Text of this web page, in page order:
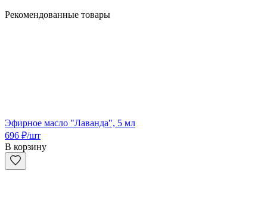
Рекомендованные товары
Эфирное масло "Лаванда", 5 мл
696 ₽/шт
В корзину